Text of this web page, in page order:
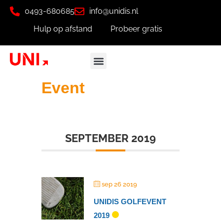
0493-680685
info@unidis.nl
Hulp op afstand
Probeer gratis
Event
SEPTEMBER 2019
sep 26 2019
UNIDIS GOLFEVENT
2019